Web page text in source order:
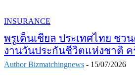
INSURANCE
พรูเด็นเชียล ประเทศไทย ชว
งานวันประกันชีวิตแห่งชาติ ค
Author Bizmatchingnews - 15/07/2026